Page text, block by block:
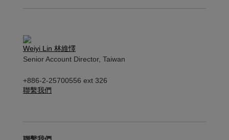
Weiyi Lin 林維懌
Senior Account Director, Taiwan
+886-2-25700556 ext 326
聯繫我們